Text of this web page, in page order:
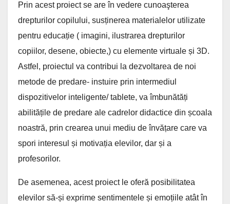
Prin acest proiect se are în vedere cunoaşterea
drepturilor copilului, susținerea materialelor utilizate
pentru educație ( imagini, ilustrarea drepturilor
copiilor, desene, obiecte,) cu elemente virtuale și 3D.
Astfel, proiectul va contribui la dezvoltarea de noi
metode de predare- instuire prin intermediul
dispozitivelor inteligente/ tablete, va îmbunătăți
abilitățile de predare ale cadrelor didactice din școala
noastră, prin crearea unui mediu de învățare care va
spori interesul și motivația elevilor, dar și a
profesorilor.
De asemenea, acest proiect le oferă posibilitatea
elevilor să-și exprime sentimentele și emoțiile atât în